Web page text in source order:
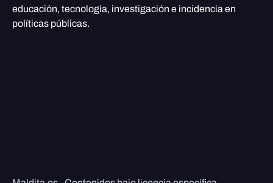
educación, tecnología, investigación e incidencia en
políticas públicas.